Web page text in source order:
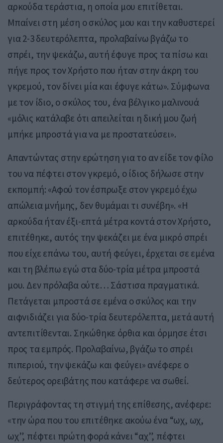
αρκούδα τεράστια, η οποία μου επιτίθεται.
Μπαίνει στη μέση ο σκύλος μου και την καθυστερεί
για 2-3 δευτερόλεπτα, προλαβαίνω βγάζω το
σπρέι, την ψεκάζω, αυτή έφυγε προς τα πίσω και
πήγε προς τον Χρήστο που ήταν στην άκρη του
γκρεμού, τον δίνει μία και έφυγε κάτω». Σύμφωνα
με τον ίδιο, ο σκύλος του, ένα βέλγικο μαλινουά
«μόλις κατάλαβε ότι απειλείται η δική μου ζωή
μπήκε μπροστά για να με προστατεύσει».
Απαντώντας στην ερώτηση για το αν είδε τον φίλο
του να πέφτει στον γκρεμό, ο ίδιος δήλωσε στην
εκπομπή: «Αφού τον έσπρωξε στον γκρεμό έχω
απώλεια μνήμης, δεν θυμάμαι τι συνέβη». «Η
αρκούδα ήταν έξι-επτά μέτρα κοντά στον Χρήστο,
επιτέθηκε, αυτός την ψεκάζει με ένα μικρό σπρέι
που είχε επάνω του, αυτή φεύγει, έρχεται σε εμένα
και τη βλέπω εγώ στα δύο-τρία μέτρα μπροστά
μου. Δεν πρόλαβα ούτε… Σάστισα πραγματικά.
Πετάγεται μπροστά σε εμένα ο σκύλος και την
αιφνιδιάζει για δύο-τρία δευτερόλεπτα, μετά αυτή
αντεπιτίθενται. Σηκώθηκε όρθια και όρμησε έτσι
προς τα εμπρός. Προλαβαίνω, βγάζω το σπρέι
πιπεριού, την ψεκάζω και φεύγει» ανέφερε ο
δεύτερος ορειβάτης που κατάφερε να σωθεί.
Περιγράφοντας τη στιγμή της επίθεσης, ανέφερε:
«την ώρα που του επιτέθηκε ακούω ένα “ωχ, ωχ,
ωχ”, πέφτει πρώτη φορά κάνει “αχ”, πέφτει